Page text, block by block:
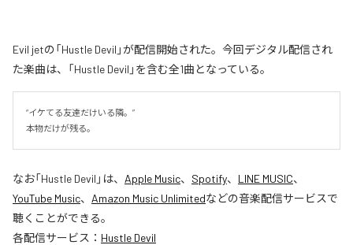
Evil jetの「Hustle Devil」が配信開始された。今回デジタル配信され
た楽曲は、「Hustle Devil」を含む全1曲となっている。
“イケてる友達だけいる隣。”
本物だけが残る。
なお「Hustle Devil 」は、 Apple Music、 Spotify、 LINE MUSIC、
YouTube Music、 Amazon Music Unlimitedなどの音楽配信サービスで
聴くことができる。
各配信サービス： Hustle Devil